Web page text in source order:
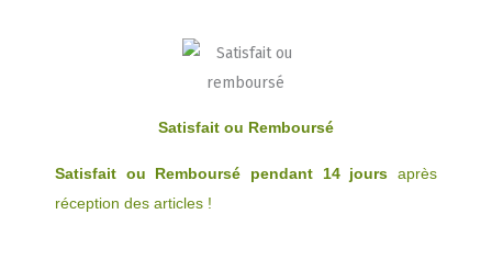
Satisfait ou Remboursé
Satisfait ou Remboursé pendant 14 jours après
réception des articles !